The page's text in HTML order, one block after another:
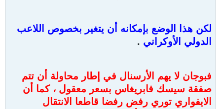
لكن هذا الوضع بإمكانه أن يتغير بخصوص اللاعب
الدولي الأوكراني .
فبوجان لا يهم الأرسنال في إطار محاولة أن تتم
صفقة سيسك فابريغاس بسعر معقول ، كما أن
الايفواري توري رفض رفضا قاطعا الانتقال